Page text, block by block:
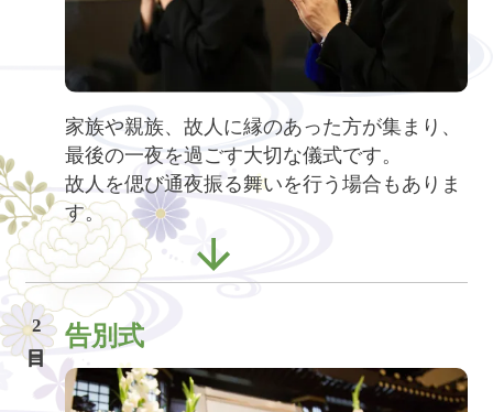
家族や親族、故人に縁のあった方が集まり、
最後の一夜を過ごす大切な儀式です。
故人を偲び通夜振る舞いを行う場合もありま
す。
2 告別式